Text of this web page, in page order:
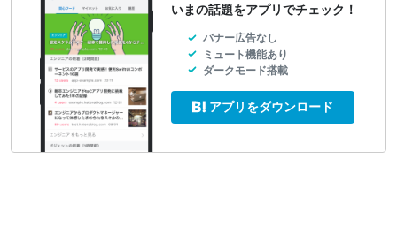
いまの話題をアプリでチェック！
バナー広告なし
ミュート機能あり
ダークモード搭載
アプリをダウンロード